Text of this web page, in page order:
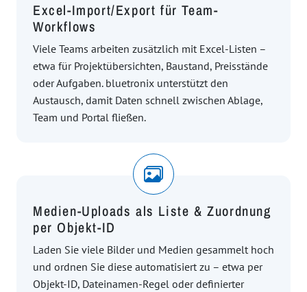
Excel-Import/Export für Team-
Workflows
Viele Teams arbeiten zusätzlich mit Excel-Listen –
etwa für Projektübersichten, Baustand, Preisstände
oder Aufgaben. bluetronix unterstützt den
Austausch, damit Daten schnell zwischen Ablage,
Team und Portal fließen.
Medien-Uploads als Liste & Zuordnung
per Objekt-ID
Laden Sie viele Bilder und Medien gesammelt hoch
und ordnen Sie diese automatisiert zu – etwa per
Objekt-ID, Dateinamen-Regel oder definierter